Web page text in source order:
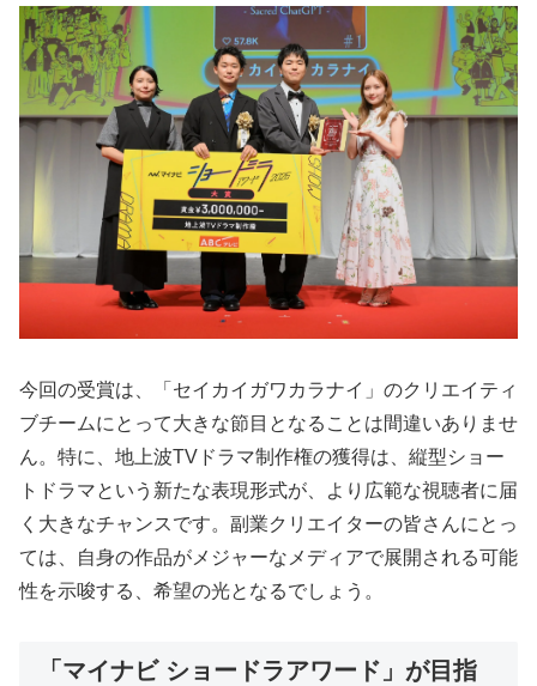
今回の受賞は、「セイカイガワカラナイ」のクリエイティ
ブチームにとって大きな節目となることは間違いありませ
ん。特に、地上波TVドラマ制作権の獲得は、縦型ショー
トドラマという新たな表現形式が、より広範な視聴者に届
く大きなチャンスです。副業クリエイターの皆さんにとっ
ては、自身の作品がメジャーなメディアで展開される可能
性を示唆する、希望の光となるでしょう。
「マイナビ ショードラアワード」が目指